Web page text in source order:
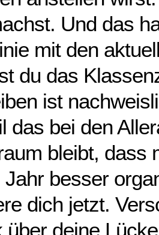
Und das
mit den
du das
ist
das bei den
bleibt, dass
Jahr besser
dich jetzt.
über deine